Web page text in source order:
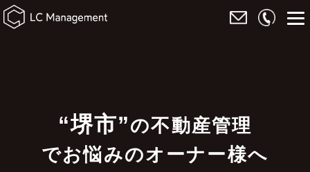
“堺市”の不動産管理
でお悩みのオーナー様へ